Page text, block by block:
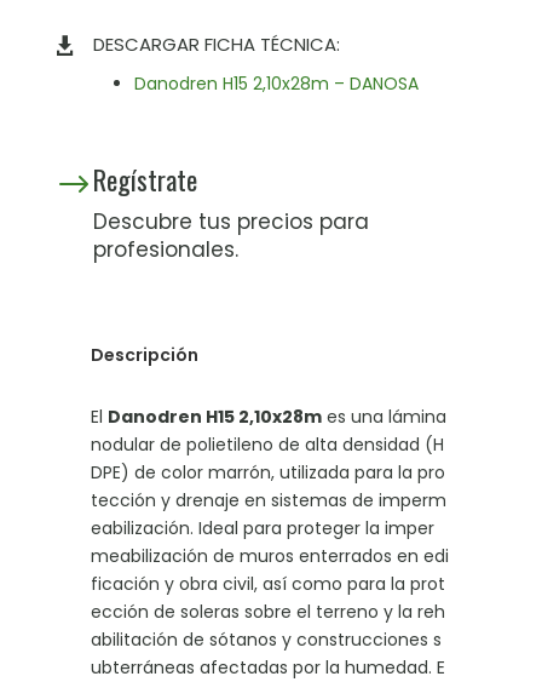
 DESCARGAR FICHA TÉCNICA:
Danodren H15 2,10x28m – DANOSA
$Regístrate
Descubre tus precios para
profesionales.
Descripción
El Danodren H15 2,10x28mes una lámina
nodular de polietileno de alta densidad (H
DPE) de color marrón, utilizada para la pro
tección y drenaje en sistemas de imperm
eabilización. Ideal para proteger la imper
meabilización de muros enterrados en edi
ficación y obra civil, así como para la prot
ección de soleras sobre el terreno y la reh
abilitación de sótanos y construcciones s
ubterráneas afectadas por la humedad. E